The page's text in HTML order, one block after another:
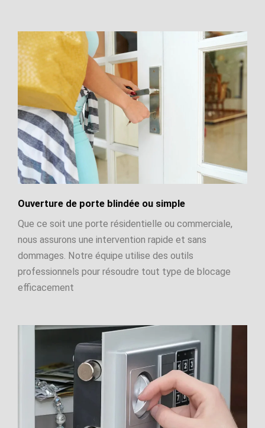
Ouverture de porte blindée ou simple
Que ce soit une porte résidentielle ou commerciale,
nous assurons une intervention rapide et sans
dommages. Notre équipe utilise des outils
professionnels pour résoudre tout type de blocage
efficacement